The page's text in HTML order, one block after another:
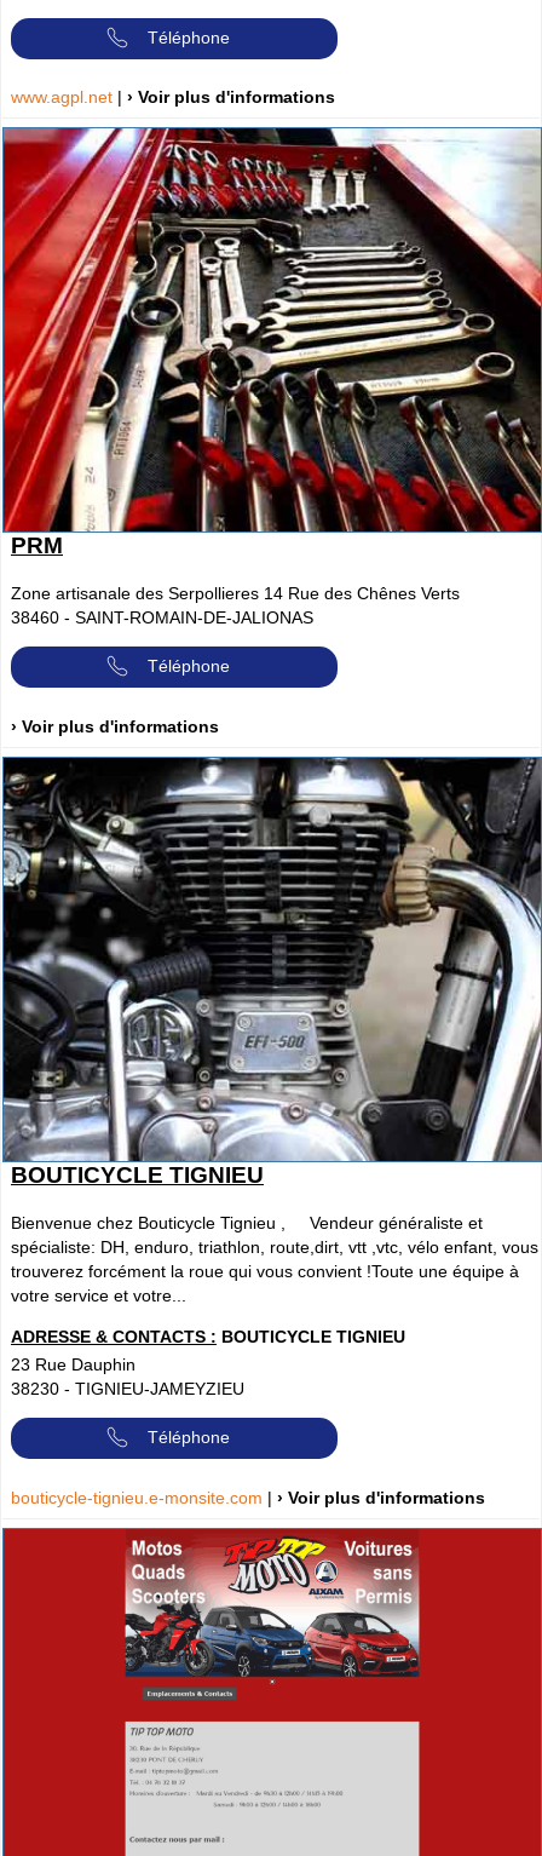
Téléphone
www.agpl.net | › Voir plus d'informations
PRM
Zone artisanale des Serpollieres 14 Rue des Chênes Verts
38460 - SAINT-ROMAIN-DE-JALIONAS
Téléphone
› Voir plus d'informations
BOUTICYCLE TIGNIEU
Bienvenue chez Bouticycle Tignieu , Vendeur généraliste et
spécialiste: DH, enduro, triathlon, route,dirt, vtt ,vtc, vélo enfant, vous
trouverez forcément la roue qui vous convient !Toute une équipe à
votre service et votre...
ADRESSE & CONTACTS : BOUTICYCLE TIGNIEU
23 Rue Dauphin
38230 - TIGNIEU-JAMEYZIEU
Téléphone
bouticycle-tignieu.e-monsite.com | › Voir plus d'informations